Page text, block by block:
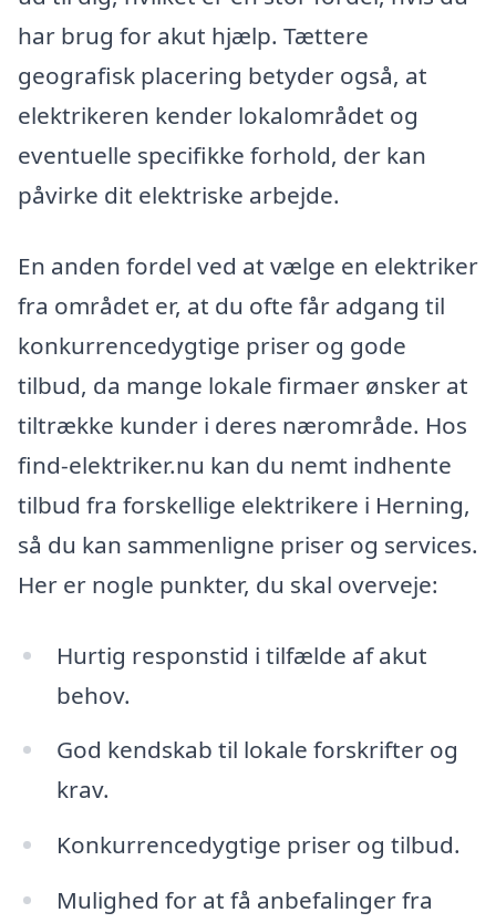
har brug for akut hjælp. Tættere
geografisk placering betyder også, at
elektrikeren kender lokalområdet og
eventuelle specifikke forhold, der kan
påvirke dit elektriske arbejde.
En anden fordel ved at vælge en elektriker
fra området er, at du ofte får adgang til
konkurrencedygtige priser og gode
tilbud, da mange lokale firmaer ønsker at
tiltrække kunder i deres nærområde. Hos
find-elektriker.nu kan du nemt indhente
tilbud fra forskellige elektrikere i Herning,
så du kan sammenligne priser og services.
Her er nogle punkter, du skal overveje:
Hurtig responstid i tilfælde af akut
behov.
God kendskab til lokale forskrifter og
krav.
Konkurrencedygtige priser og tilbud.
Mulighed for at få anbefalinger fra